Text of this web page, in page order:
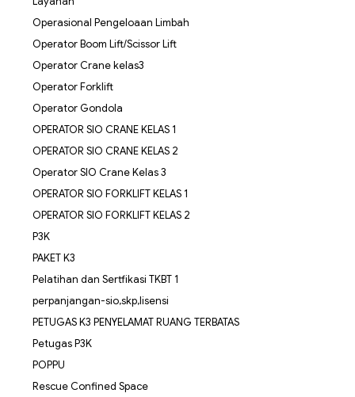
Operasional Pengeloaan Limbah
Operator Boom Lift/Scissor Lift
Operator Crane kelas3
Operator Forklift
Operator Gondola
OPERATOR SIO CRANE KELAS 1
OPERATOR SIO CRANE KELAS 2
Operator SIO Crane Kelas 3
OPERATOR SIO FORKLIFT KELAS 1
OPERATOR SIO FORKLIFT KELAS 2
P3K
PAKET K3
Pelatihan dan Sertfikasi TKBT 1
perpanjangan-sio,skp,lisensi
PETUGAS K3 PENYELAMAT RUANG TERBATAS
Petugas P3K
POPPU
Rescue Confined Space